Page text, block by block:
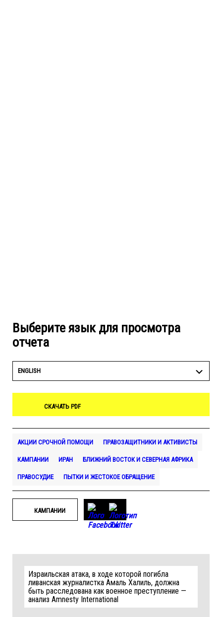
Выберите язык для просмотра
отчета
ENGLISH
СКАЧАТЬ PDF
АКЦИИ СРОЧНОЙ ПОМОЩИ ПРАВОЗАЩИТНИКИ И АКТИВИСТЫ
КАМПАНИИ ИРАН БЛИЖНИЙ ВОСТОК И СЕВЕРНАЯ АФРИКА
ПРАВОСУДИЕ ПЫТКИ И ЖЕСТОКОЕ ОБРАЩЕНИЕ
КАМПАНИИ
Израильская атака, в ходе которой погибла
ливанская журналистка Амаль Халиль, должна
быть расследована как военное преступление —
анализ Amnesty International